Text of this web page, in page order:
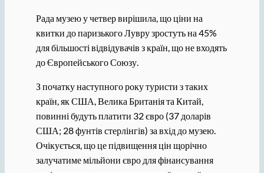
Рада музею у четвер вирішила, що ціни на
квитки до паризького Лувру зростуть на 45%
для більшості відвідувачів з країн, що не входять
до Європейського Союзу.
З початку наступного року туристи з таких
країн, як США, Велика Британія та Китай,
повинні будуть платити 32 євро (37 доларів
США; 28 фунтів стерлінгів) за вхід до музею.
Очікується, що це підвищення цін щорічно
залучатиме мільйони євро для фінансування